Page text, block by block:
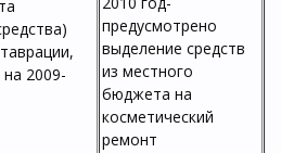
2009-
предусмотрено
выделение средств
из местного
бюджета на
косметический
ремонт